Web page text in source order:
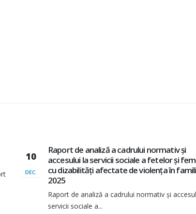
14
SEPT.
Raport: Situația actuală a membrilor AOPD
resurse, realități și provocări
Situația actuală a membrilor AOPD – resurse,
realități Descarcă în PDF
Citește mai mult